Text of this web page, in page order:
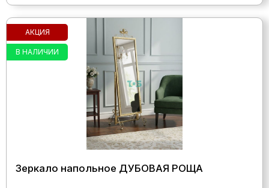
АКЦИЯ
В НАЛИЧИИ
Зеркало напольное ДУБОВАЯ РОЩА